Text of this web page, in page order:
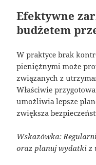
Efektywne
budżetem
W praktyce brak
pieniężnymi może
związanych z
Właściwie
umożliwia lepsze
zwiększa
Wskazówka:
oraz planuj wydatki z